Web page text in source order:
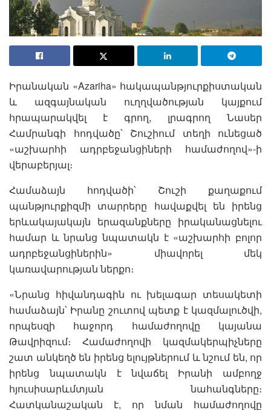
Իրանական «Azariha» հակապանթյուրքիստական
և ազգայնական ուղղվածության կայքում
հրապարակվել է գրող, լրագրող Նասեր
Համրանգի հոդվածը՝ Շուշիում տեղի ունեցած
«աշխարհի ադրբեջանցիների համաժողով»-ի
վերաբերյալ։
Համաձայն հոդվածի՝ Շուշի քաղաքում
պանթյուրքիզմի տարրերը հավաքվել են իրենց
երևակայակայն երազանքները իրականացնելու
համար և նրանց նպատակն է «աշխարհի բոլոր
ադրբեջանցիներին» միավորել մեկ
կառավարության ներքո։
«Նրանց հիվանդագին ու խելագար տեսակետի
համաձայն՝ Իրանը շուտով պետք է կազմալուծվի,
որպեսզի հաջորդ համաժողովը կայանա
Թավրիզում։ Համաժողովի կազմակերպիչները
շատ անկեղծ են իրենց ելույթներում և նշում են, որ
իրենց նպատակն է նվաճել Իրանի ամբողջ
հյուսիսարևմտյան նահանգները։
Հատկանաշական է, որ նման համաժողովը